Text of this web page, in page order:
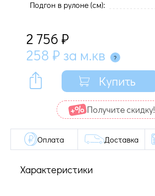
Подгон в рулоне (cм):
2 756 ₽
258 ₽ за м.кв
Купить
Получите cкидку!
Характеристики
Оплата Доставка